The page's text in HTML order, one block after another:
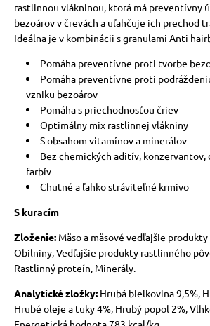
poukazy
rastlinnou vlákninou, ktorá má preventívny
bezoárov v črevách a uľahčuje ich prechod
Ideálna je v kombinácii s granulami Anti
Pomáha preventívne proti tvorbe
Pomáha preventívne proti
vzniku bezoárov
Pomáha s priechodnosťou čriev
Optimálny mix rastlinnej vlákniny
S obsahom vitamínov a minerálov
Bez chemických aditív, konzervantov,
farbív
Chutné a ľahko stráviteľné krmivo
S kuracím
Zloženie:Mäso a mäsové vedľajšie
Obilniny, Vedľajšie produkty rastlinného
Rastlinný proteín, Minerály.
Analytické zložky:Hrubá bielkovina 9,5%,
Hrubé oleje a tuky 4%, Hrubý popol 2%,